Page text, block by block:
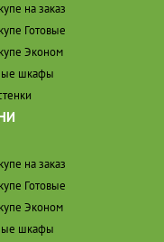
на заказ
Готовые
Эконом
шкафы
на заказ
Готовые
Эконом
шкафы